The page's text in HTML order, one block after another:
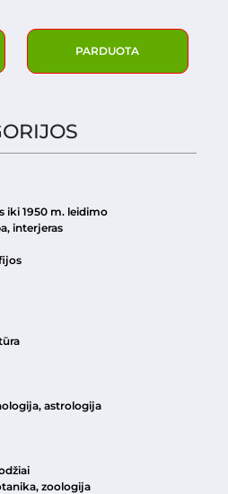
PARDUOTA
iki 1950 m. leidimo
interjeras
astrologija
zoologija